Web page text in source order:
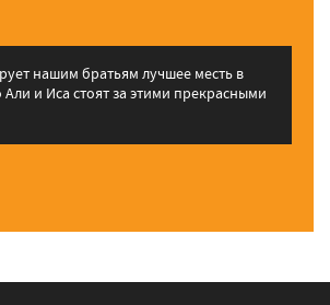
нашим братьям лучшее месть в
и Иса стоят за этими прекрасными